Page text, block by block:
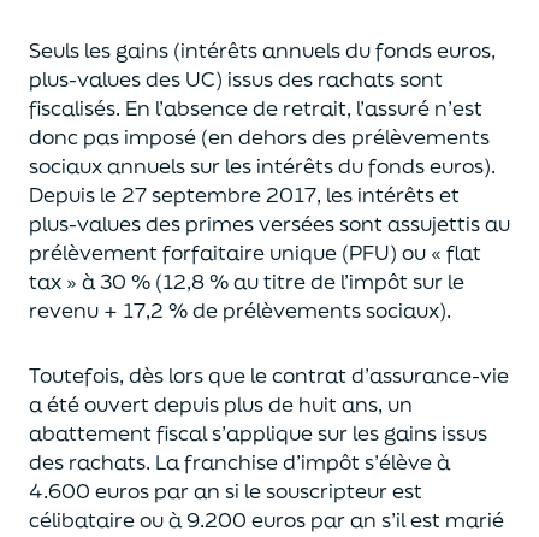
Seuls les gains (intérêts annuels du fonds euros,
plus-values des UC) issus des rachats sont
fiscalisés. En l’absence de retrait, l’assuré n’est
donc pas imposé (en dehors des prélèvements
sociaux annuels sur les intérêts du fonds euros).
Depuis le 27 septembre 2017, les intérêts et
plus-values des primes verséessont assujettis au
prélèvement forfaitaire unique (PFU) ou « flat
tax » à 30 % (12,8 % au titre de l’impôt sur le
revenu + 17,2 % de prélèvements sociaux).
Toutefois, dès lors que le contrat d’assurance-vie
a été ouvert depuis plus de huit ans, un
abattement fiscal s’applique sur les gains issus
des rachats. La franchise d’impôts’élève à
4.600 euros par an si le souscripteurest
célibataire ou à 9.200 euros par an s’il est marié